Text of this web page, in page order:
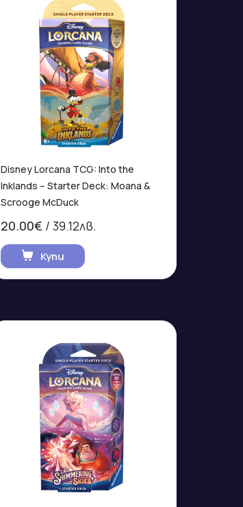
Disney Lorcana TCG: Into the
Inklands – Starter Deck: Moana &
Scrooge McDuck
20.00€ / 39.12лв.
Купи